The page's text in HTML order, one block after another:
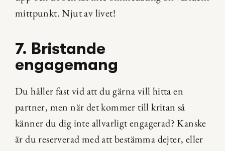
mittpunkt. Njut av livet!
7. Bristande
engagemang
Du håller fast vid att du gärna vill hitta en
partner, men när det kommer till kritan så
känner du dig inte allvarligt engagerad? Kanske
är du reserverad med att bestämma dejter, eller